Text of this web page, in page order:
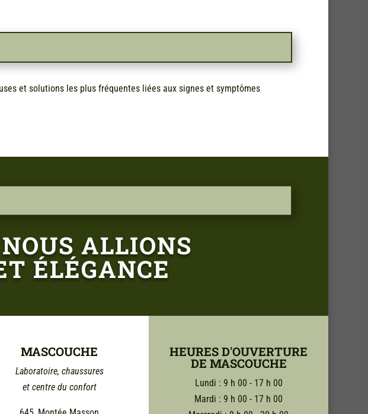
et solutions les plus fréquentes liées aux signes et symptômes
ALLIONS
ÉLÉGANCE
MASCOUCHE
Laboratoire, chaussures
et centre du confort
HEURES D'OUVERTURE
DE MASCOUCHE
Lundi : 9 h 00 - 17 h 00
Mardi : 9 h 00 - 17 h 00